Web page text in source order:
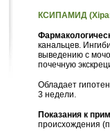
КСИПАМИД
канальцев.
выведению с
почечную
Обладает
3 недели.
Показания к
происхождения